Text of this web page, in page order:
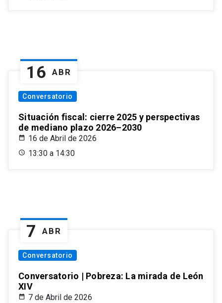
16 ABR
Conversatorio
Situación fiscal: cierre 2025 y perspectivas
de mediano plazo 2026–2030
16 de Abril de 2026
13:30 a 14:30
7 ABR
Conversatorio
Conversatorio | Pobreza: La mirada de León
XIV
7 de Abril de 2026